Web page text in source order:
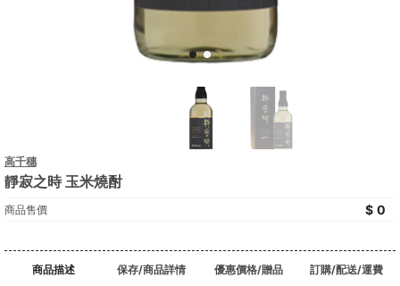
高千穗
靜寂之時 玉米燒酎
商品售價 0
商品描述 保存/商品詳情 優惠價格/贈品 訂購/配送/運費